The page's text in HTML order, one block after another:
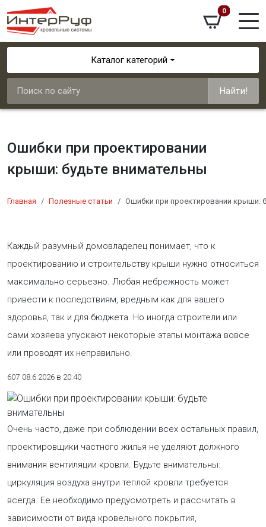
0
Каталог категорий
Найти!
Ошибки при проектировании
крыши: будьте внимательны
Главная Полезные статьи Ошибки при проектировании крыши:
​Каждый разумный домовладелец понимает, что к
проектированию и строительству крыши нужно относиться
максимально серьезно. Любая небрежность может
привести к последствиям, вредным как для вашего
здоровья, так и для бюджета. Но иногда строители или
сами хозяева упускают некоторые этапы монтажа вовсе
или проводят их неправильно.
607 08.6.2026 в 20:40
Очень часто, даже при соблюдении всех остальных правил,
проектировщики частного жилья не уделяют должного
внимания вентиляции кровли. Будьте внимательны:
циркуляция воздуха внутри теплой кровли требуется
всегда. Ее необходимо предусмотреть и рассчитать в
зависимости от вида кровельного покрытия,